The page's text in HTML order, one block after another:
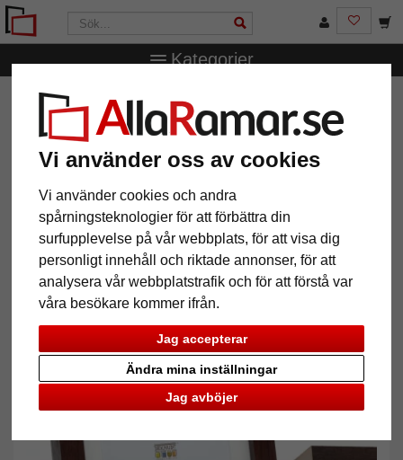
Vi använder oss av cookies
Vi använder cookies och andra
spårningsteknologier för att förbättra din
surfupplevelse på vår webbplats, för att visa dig
personligt innehåll och riktade annonser, för att
analysera vår webbplatstrafik och för att förstå var
våra besökare kommer ifrån.
Jag accepterar
Jag avböjer
Ändra mina inställningar
Kategorier
AllaRamar.se Ramstorlek
med passepartout
Träram Louise med passepartout